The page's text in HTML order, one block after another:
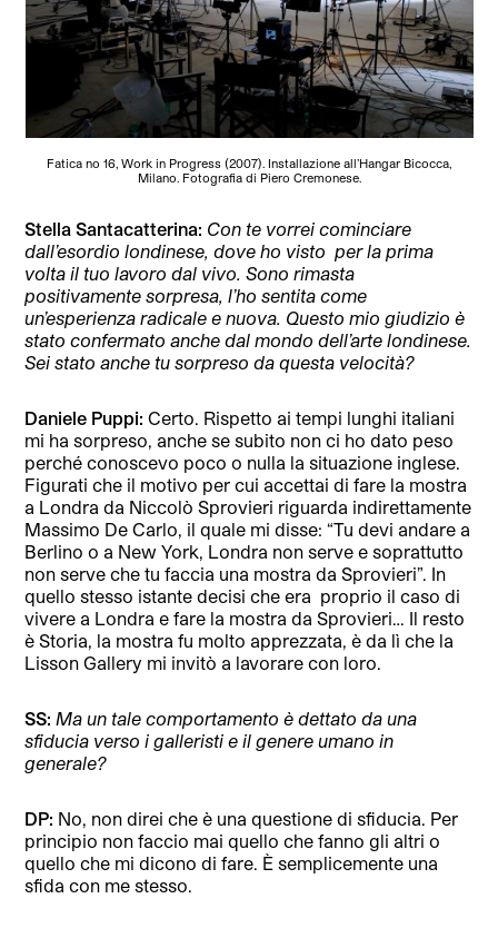
Fatica no 16, Work in Progress (2007). Installazione all’Hangar Bicocca,
Milano. Fotografia di Piero Cremonese.
Stella Santacatterina: Con te vorrei cominciare
dall’esordio londinese, dove ho visto per la prima
volta il tuo lavoro dal vivo. Sono rimasta
positivamente sorpresa, l’ho sentita come
un’esperienza radicale e nuova. Questo mio giudizio è
stato confermato anche dal mondo dell’arte londinese.
Sei stato anche tu sorpreso da questa velocità?
Daniele Puppi:Certo. Rispetto ai tempi lunghi italiani
mi ha sorpreso, anche se subito non ci ho dato peso
perché conoscevo poco o nulla la situazione inglese.
Figurati che il motivo per cui accettai di fare la mostra
a Londra da Niccolò Sprovieri riguarda indirettamente
Massimo De Carlo, il quale mi disse: “Tu devi andare a
Berlino o a New York, Londra non serve e soprattutto
non serve che tu faccia una mostra da Sprovieri”. In
quello stesso istante decisi che era proprio il caso di
vivere a Londra e fare la mostra da Sprovieri… Il resto
è Storia, la mostra fu molto apprezzata, è da lì che la
Lisson Gallery mi invitò a lavorare con loro.
SS: Ma un tale comportamento è dettato da una
sfiducia verso i galleristi e il genere umano in
generale?
DP: No, non direi che è una questione di sfiducia. Per
principio non faccio mai quello che fanno gli altri o
quello che mi dicono di fare. È semplicemente una
sfida con me stesso.